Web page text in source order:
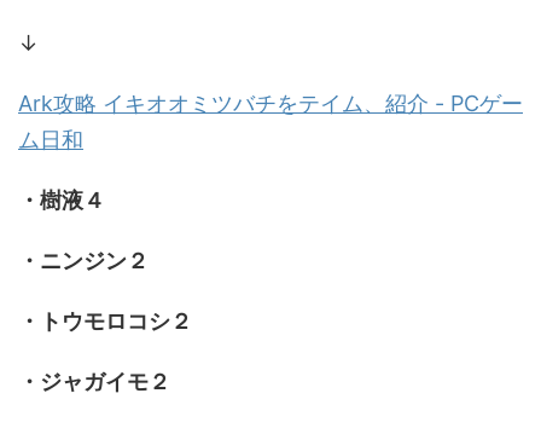
↓
Ark攻略 イキオオミツバチをテイム、紹介 - PCゲー
ム日和
・樹液４
・ニンジン２
・トウモロコシ２
・ジャガイモ２